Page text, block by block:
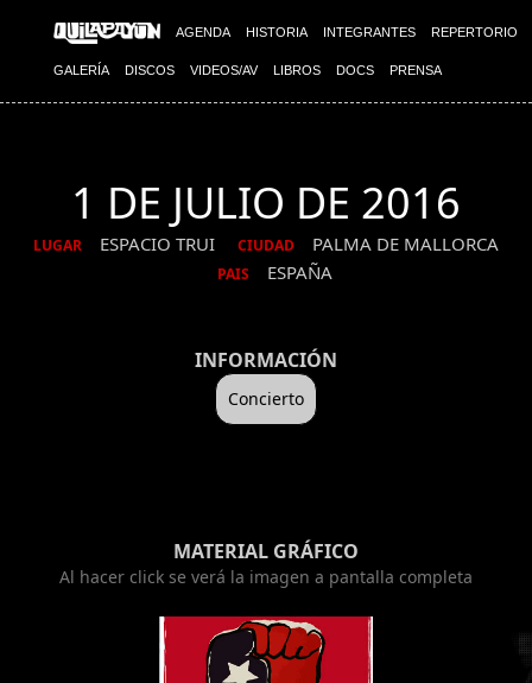
AGENDA HISTORIA INTEGRANTES REPERTORIO
GALERÍA DISCOS VIDEOS/AV LIBROS DOCS PRENSA
1 DE JULIO DE 2016
LUGAR ESPACIO TRUI CIUDAD PALMA DE MALLORCA
PAIS ESPAÑA
INFORMACIÓN
Concierto
MATERIAL GRÁFICO
Al hacer click se verá la imagen a pantalla completa